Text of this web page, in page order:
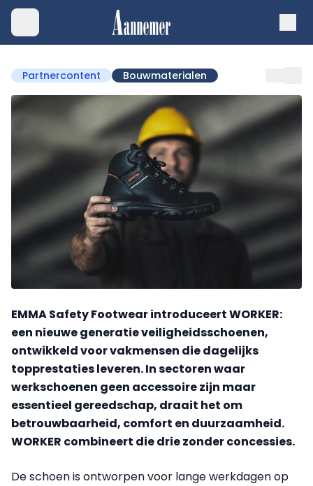
Partnercontent Bouwmaterialen
EMMA Safety Footwear introduceert WORKER:
een nieuwe generatie veiligheidsschoenen,
ontwikkeld voor vakmensen die dagelijks
topprestaties leveren. In sectoren waar
werkschoenen geen accessoire zijn maar
essentieel gereedschap, draait het om
betrouwbaarheid, comfort en duurzaamheid.
WORKER combineert die drie zonder concessies.
De schoen is ontworpen voor lange werkdagen op